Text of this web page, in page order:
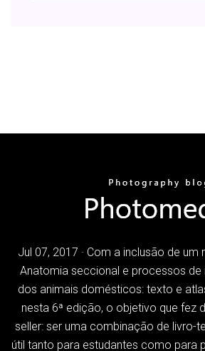
Jul 07, 2017 · Com a inclusão de
Anatomia seccional e processos de
dos animais domésticos: texto e
nesta 6ª edição, o objetivo que fez
seller: ser uma combinação de livro-
útil tanto para estudantes como para